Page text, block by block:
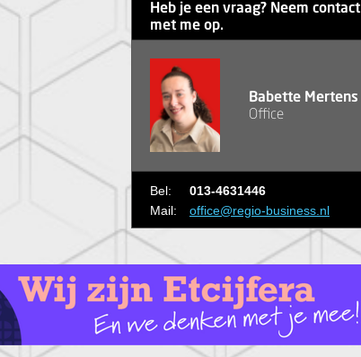
Heb je een vraag? Neem contact
met me op.
Babette Mertens
Office
Bel:
013-4631446
Mail:
office@regio-business.nl